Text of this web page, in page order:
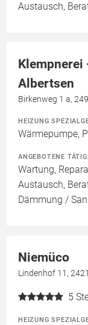
Austausch,
Albertsen
Birkenweg 1 a,
HEIZUNG
Wärmepumpe,
ANGEBOTENE
Wartung,
Austausch,
Dämmung /
Niemüco
Lindenhof 11,
5
HEIZUNG